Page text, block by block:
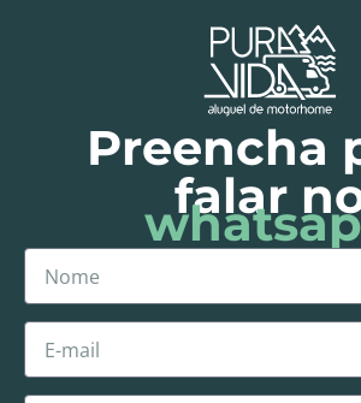
Preencha
falar